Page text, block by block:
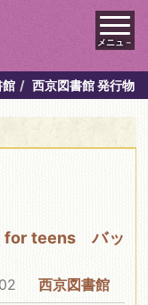
メニュ－
館 西京図書館 発行物
for teens バッ
西京図書館